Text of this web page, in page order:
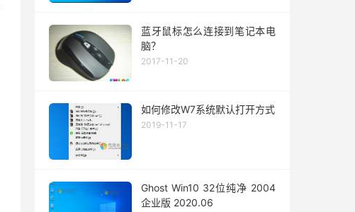
蓝牙鼠标怎么连接到笔记本电
脑？
2017-11-20
如何修改W7系统默认打开方式
2019-11-17
Ghost Win10 32位纯净 2004
企业版 2020.06